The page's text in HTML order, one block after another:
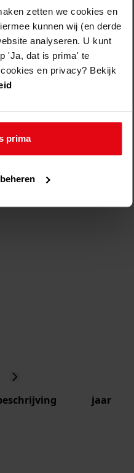
zetten we cookies en
kunnen wij (en derde
analyseren. U kunt
'Ja, dat is prima' te
en privacy? Bekijk
prima
jaar